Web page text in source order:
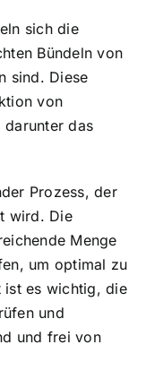
sich die
Bündeln von
sind. Diese
von
darunter das
Prozess, der
wird. Die
Menge
um optimal zu
ist es wichtig, die
und
und frei von